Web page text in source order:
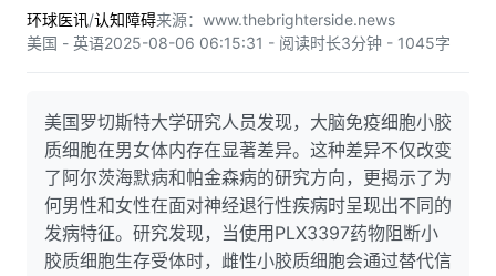
环球医讯/认知障碍来源：www.thebrighterside.news
美国 - 英语2025-08-06 06:15:31 - 阅读时长3分钟 - 1045字
美国罗切斯特大学研究人员发现，大脑免疫细胞小胶
质细胞在男女体内存在显著差异。这种差异不仅改变
了阿尔茨海默病和帕金森病的研究方向，更揭示了为
何男性和女性在面对神经退行性疾病时呈现出不同的
发病特征。研究发现，当使用PLX3397药物阻断小
胶质细胞生存受体时，雌性小胶质细胞会通过替代信